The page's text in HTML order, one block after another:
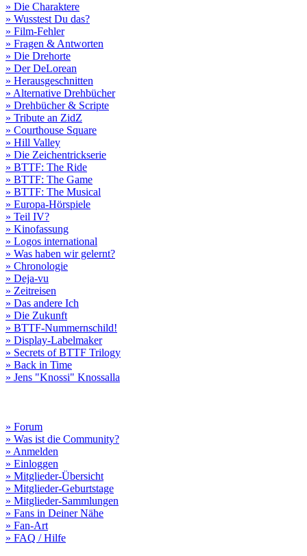
» Die Charaktere
» Wusstest Du das?
» Film-Fehler
» Fragen & Antworten
» Die Drehorte
» Der DeLorean
» Herausgeschnitten
» Alternative Drehbücher
» Drehbücher & Scripte
» Tribute an ZidZ
» Courthouse Square
» Hill Valley
» Die Zeichentrickserie
» BTTF: The Ride
» BTTF: The Game
» BTTF: The Musical
» Europa-Hörspiele
» Teil IV?
» Kinofassung
» Logos international
» Was haben wir gelernt?
» Chronologie
» Deja-vu
» Zeitreisen
» Das andere Ich
» Die Zukunft
» BTTF-Nummernschild!
» Display-Labelmaker
» Secrets of BTTF Trilogy
» Back in Time
» Jens "Knossi" Knossalla
» Forum
» Was ist die Community?
» Anmelden
» Einloggen
» Mitglieder-Übersicht
» Mitglieder-Geburtstage
» Mitglieder-Sammlungen
» Fans in Deiner Nähe
» Fan-Art
» FAQ / Hilfe